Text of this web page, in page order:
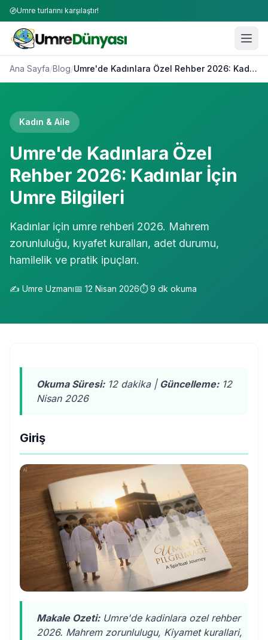
Umre turlarını karşılaştır!
Ana Sayfa/Blog/ Umre'de Kadınlara Özel Rehber 2026: Kadınlar İçin Umre Bilgileri
Kadın & Aile
Umre'de Kadınlara Özel
Rehber 2026: Kadınlar İçin
Umre Bilgileri
Kadınlar için umre rehberi 2026. Mahrem
zorunluluğu, kıyafet kuralları, adet durumu,
hamilelik ve pratik ipuçları.
✍️ Umre Uzmanı📅 12 Nisan 2026⏱️9 dk okuma
Okuma Süresi:12 dakika | Güncelleme:12
Nisan 2026
Giriş
Makale Ozeti:Umre'de kadinlara ozel rehber
2026. Mahrem zorunlulugu, Kiyamet kurallari,